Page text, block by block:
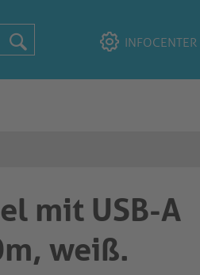
INFOCENTER
mit USB-A
weiß.